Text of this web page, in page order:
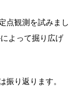
点観測を試みまし
よって掘り広げ
振り返ります。